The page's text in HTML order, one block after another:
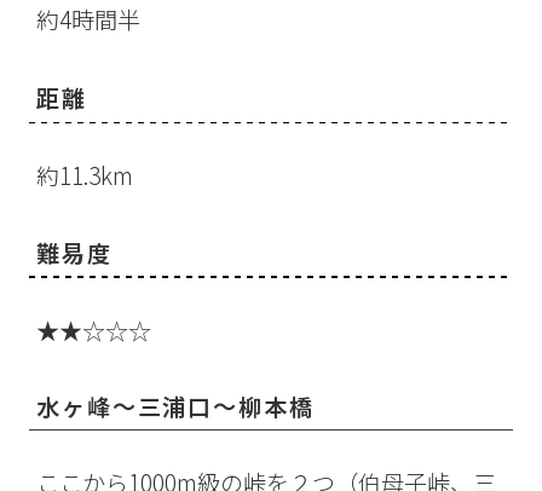
約4時間半
距離
約11.3km
難易度
★★☆☆☆
水ヶ峰～三浦口～柳本橋
ここから1000m級の峠を２つ（伯母子峠、三